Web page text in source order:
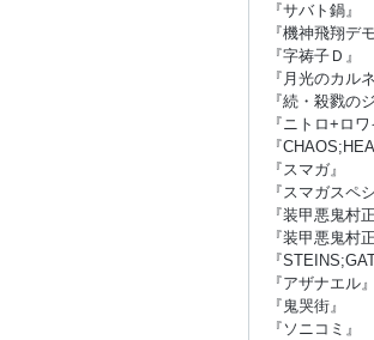
『サバト鍋』
『機神飛翔デ
『字祷子Ｄ』
『月光のカル
『続・殺戮の
『ニトロ+ロ
『
『スマガ』
『スマガスペ
『装甲悪鬼村正
『装甲悪鬼村
『
『アザナエル』
『鬼哭街』
『ソニコミ』